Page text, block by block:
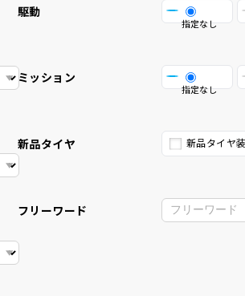
駆動
指定なし
ミッション
指定なし
新品タイヤ 新品タイヤ
フリーワード